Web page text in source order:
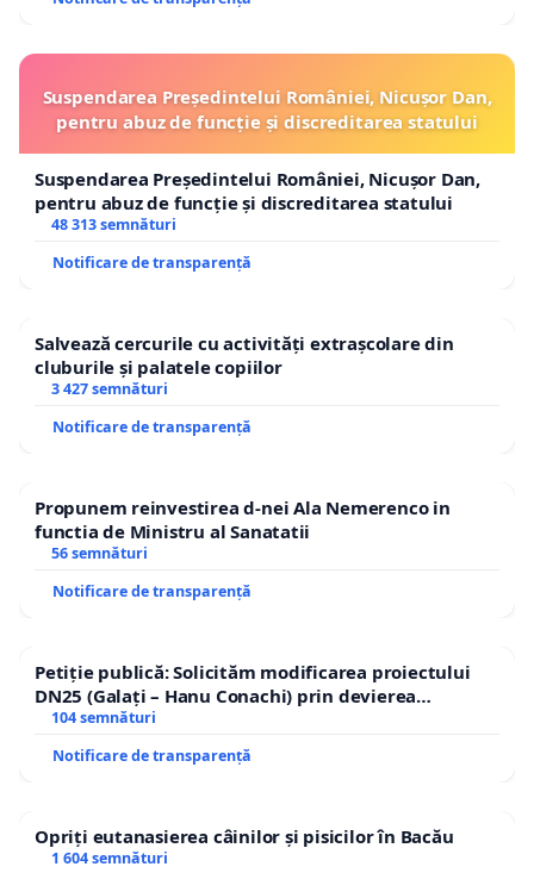
Suspendarea Președintelui României, Nicușor Dan,
pentru abuz de funcție și discreditarea statului
Suspendarea Președintelui României, Nicușor Dan,
pentru abuz de funcție și discreditarea statului
48 313 semnături
Notificare de transparență
Salvează cercurile cu activități extrașcolare din
cluburile și palatele copiilor
3 427 semnături
Notificare de transparență
Propunem reinvestirea d-nei Ala Nemerenco in
functia de Ministru al Sanatatii
56 semnături
Notificare de transparență
Petiție publică: Solicităm modificarea proiectului
DN25 (Galați – Hanu Conachi) prin devierea
traseului în afara localităților!
104 semnături
Notificare de transparență
Opriți eutanasierea câinilor și pisicilor în Bacău
1 604 semnături